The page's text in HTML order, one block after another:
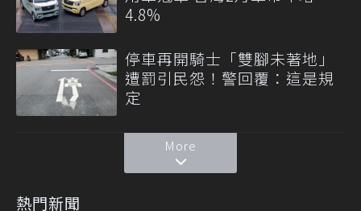
4.8%
停車再開騎士「雙腳未著地」
遭罰引民怨！警回覆：這是規
定
More
熱門新聞